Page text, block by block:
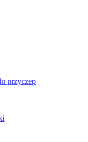
przyczep